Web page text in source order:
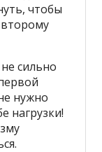
чтобы
сильно
нужно
нагрузки!